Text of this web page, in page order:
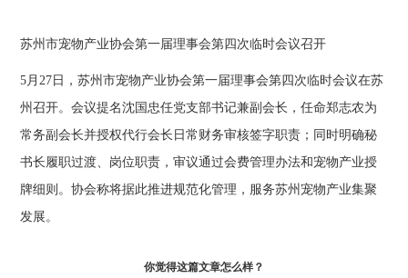
苏州市宠物产业协会第一届理事会第四次临时会议召开
5月27日，苏州市宠物产业协会第一届理事会第四次临时会议在苏
州召开。会议提名沈国忠任党支部书记兼副会长，任命郑志农为
常务副会长并授权代行会长日常财务审核签字职责；同时明确秘
书长履职过渡、岗位职责，审议通过会费管理办法和宠物产业授
牌细则。协会称将据此推进规范化管理，服务苏州宠物产业集聚
发展。
你觉得这篇文章怎么样？